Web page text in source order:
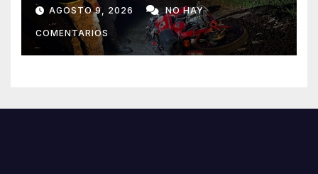
Yaú
AGOSTO 9, 2026 NO HAY
COMENTARIOS